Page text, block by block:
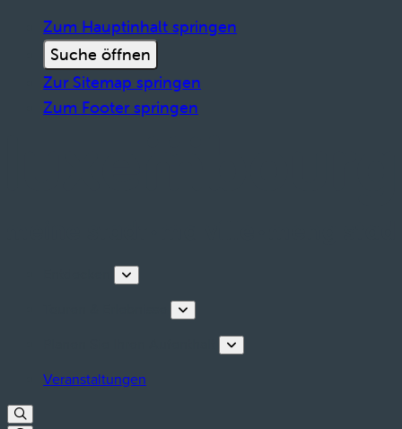
Zum Hauptinhalt springen
Suche öffnen
Zur Sitemap springen
Zum Footer springen
Veranstaltungen